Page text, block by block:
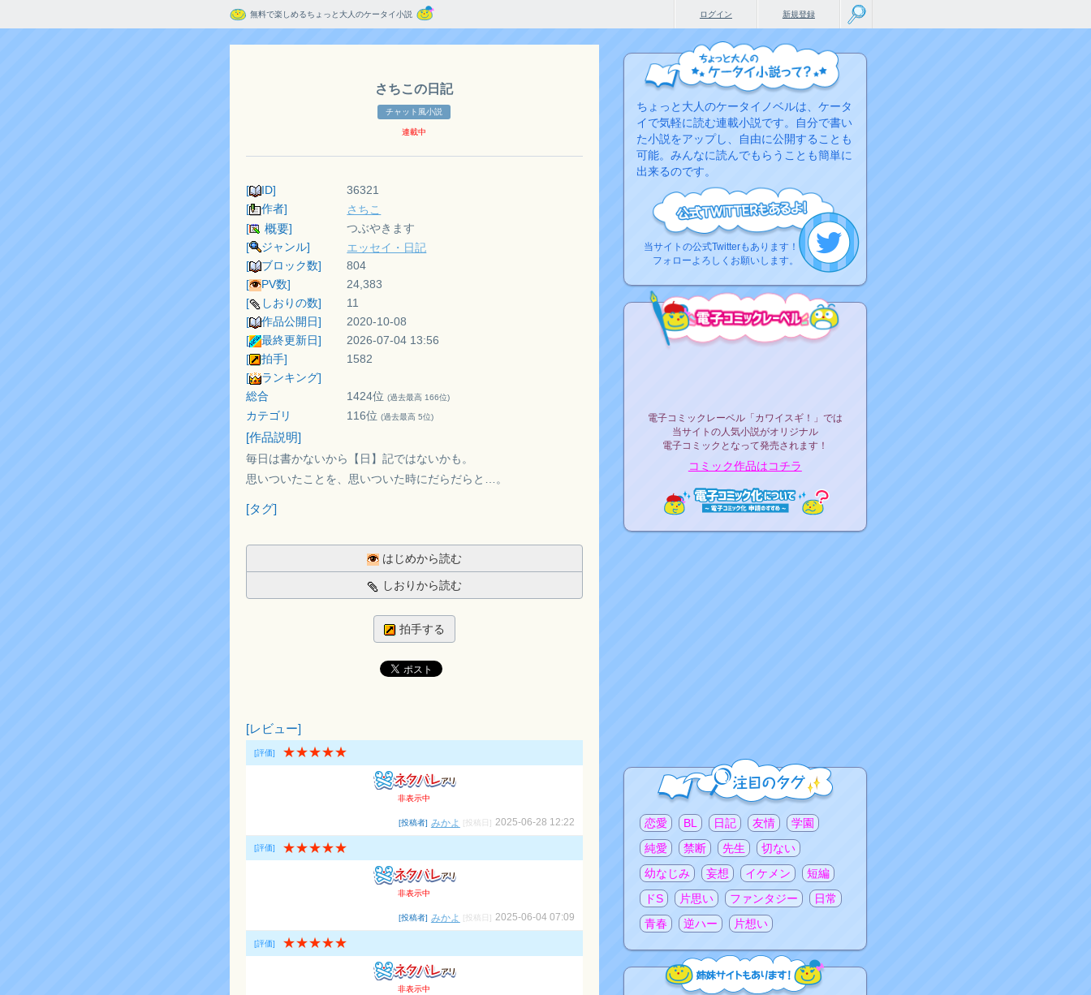
無料で楽しめるちょっと大人のケータイ小説 新規登録
ログイン
さちこの日記
チャット風小説
連載中
[ ID]
36321
[
作者]
さちこ
[
概要]
つぶやきます
[
ジャンル]
エッセイ・日記
[
ブロック数]
804
[
PV数]
24,383
[
しおりの数]
11
[
作品公開日]
2020-10-08
[
最終更新日]
2026-07-04 13:56
[
拍手]
1582
[
ランキング]
総合
1424位(過去最高 166位)
カテゴリ 116位(過去最高 5位)
[作品説明]
毎日は書かないから【日】記ではないかも。
思いついたことを、思いついた時にだらだらと…。
[タグ]
はじめから読む
しおりから読む
拍手する
[レビュー]
[評価] ★★★★★
非表示中
[投稿者] みかよ [投稿日] 2025-06-28 12:22
[評価] ★★★★★
非表示中
[投稿者] みかよ [投稿日] 2025-06-04 07:09
[評価] ★★★★★
非表示中
ちょっと大人のケータイノベルは、ケータ
イで気軽に読む連載小説です。自分で書い
た小説をアップし、自由に公開することも
可能。みんなに読んでもらうことも簡単に
出来るのです。
当サイトの公式Twitterもあります！
フォローよろしくお願いします。
電子コミックレーベル「カワイスギ！」では
当サイトの人気小説がオリジナル
電子コミックとなって発売されます！
コミック作品はコチラ
注目のタグ
恋愛 BL 日記 友情
学園
純愛
禁断 先生
切ない
幼なじみ
妄想 イケメン
短編
ドS
片思い ファンタジー
日常
青春
逆ハー 片想い